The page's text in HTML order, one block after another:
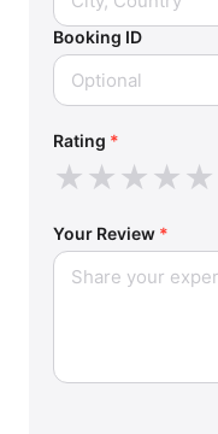
Booking ID
Rating *
★★★★★
Your Review *